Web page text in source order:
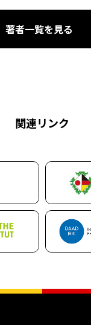
著者一覧を見る
関連リンク